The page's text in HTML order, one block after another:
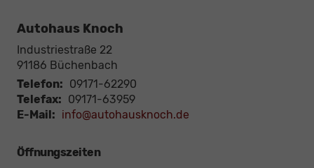
Autohaus Knoch
Industriestraße 22
91186 Büchenbach
Telefon: 09171-62290
Telefax: 09171-63959
E-Mail: info@autohausknoch.de
Öffnungszeiten